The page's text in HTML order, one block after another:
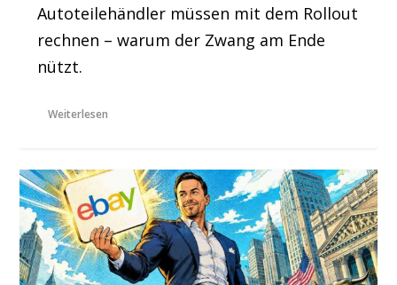
Autoteilehändler müssen mit dem Rollout
rechnen – warum der Zwang am Ende
nützt.
Weiterlesen